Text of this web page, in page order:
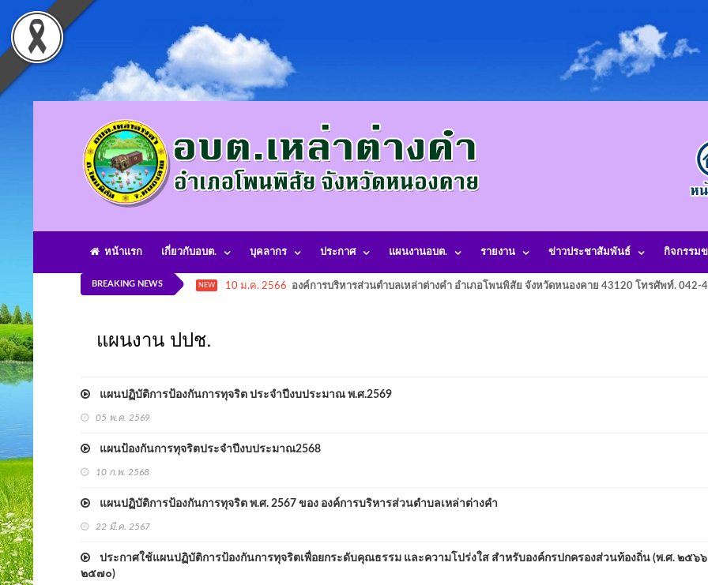
หน้าแรก เกี่ยวกับอบต. บุคลากร ประกาศ แผนงานอบต. รายงาน ข่าวประชาสัมพันธ์ กิจกรรมข
BREAKING NEWS NEW 10 ม.ค. 2566 องค์การบริหารส่วนตำบลเหล่าต่างคำ อำเภอโพนพิสัย จังหวัดหนองคาย 43120 โทรศัพท์. 042-
แผนงาน ปปช.
แผนปฏิบัติการป้องกันการทุจริต ประจำปีงบประมาณ พ.ศ.2569
05 พ.ค. 2569
แผนป้องกันการทุจริตประจำปีงบประมาณ2568
10 ก.พ. 2568
แผนปฏิบัติการป้องกันการทุจริต พ.ศ. 2567 ของ องค์การบริหารส่วนตำบลเหล่าต่างคำ
22 มี.ค. 2567
ประกาศใช้แผนปฏิบัติการป้องกันการทุจริตเพื่อยกระดับคุณธรรม และความโปร่งใส สำหรับองค์กรปกครองส่วนท้องถิ่น (พ.ศ. ๒๕๖๖
๒๕๗๐)